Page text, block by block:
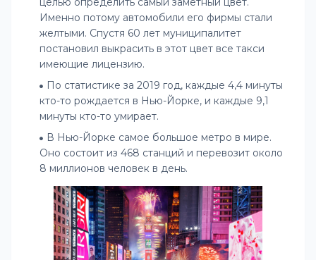
Именно потому автомобили его фирмы стали
желтыми. Спустя 60 лет муниципалитет
постановил выкрасить в этот цвет все такси
имеющие лицензию.
По статистике за 2019 год, каждые 4,4 минуты
кто-то рождается в Нью-Йорке, и каждые 9,1
минуты кто-то умирает.
В Нью-Йорке самое большое метро в мире.
Оно состоит из 468 станций и перевозит около
8 миллионов человек в день.